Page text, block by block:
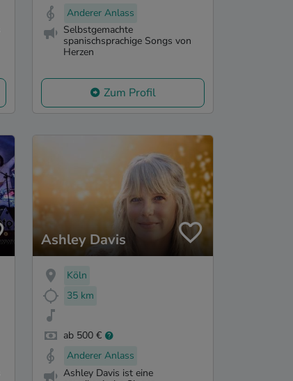
Anderer Anlass
Selbstgemachte
spanischsprachige Songs von
Herzen
Zum Profil
Ashley Davis
Köln
35 km
ab 500 €
Anderer Anlass
Ashley Davis ist eine